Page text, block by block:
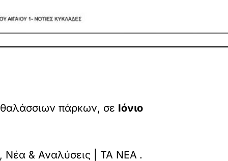
πάρκων, σε Ιόνιο
to-parko-sto-aigaio/
Νέα & Αναλύσεις | ΤΑ ΝΕΑ .